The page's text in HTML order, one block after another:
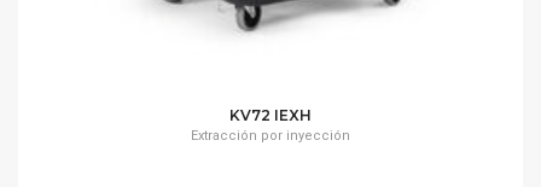
KV72 IEXH
Extracción por inyección